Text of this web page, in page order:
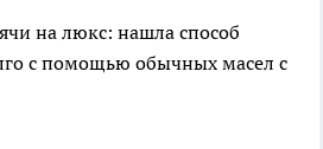
на люкс: нашла способ
с помощью обычных масел с